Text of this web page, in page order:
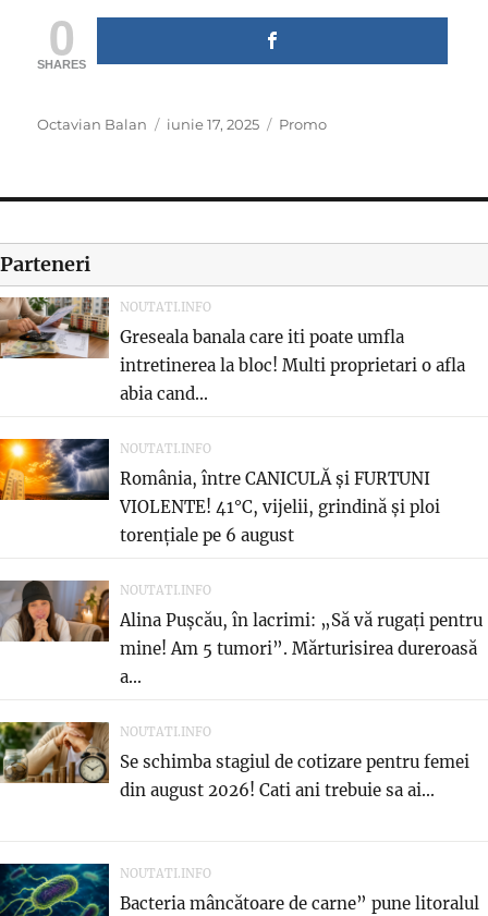
0
SHARES
Author
Octavian Balan
Posted
iunie 17, 2025 Categories
Promo
Parteneri
NOUTATI.INFO
Greseala banala care iti poate umfla
intretinerea la bloc! Multi proprietari o afla
abia cand...
NOUTATI.INFO
România, între CANICULĂ și FURTUNI
VIOLENTE! 41°C, vijelii, grindină și ploi
torențiale pe 6 august
NOUTATI.INFO
Alina Pușcău, în lacrimi: „Să vă rugați pentru
mine! Am 5 tumori”. Mărturisirea dureroasă
a...
NOUTATI.INFO
Se schimba stagiul de cotizare pentru femei
din august 2026! Cati ani trebuie sa ai...
NOUTATI.INFO
Bacteria mâncătoare de carne” pune litoralul